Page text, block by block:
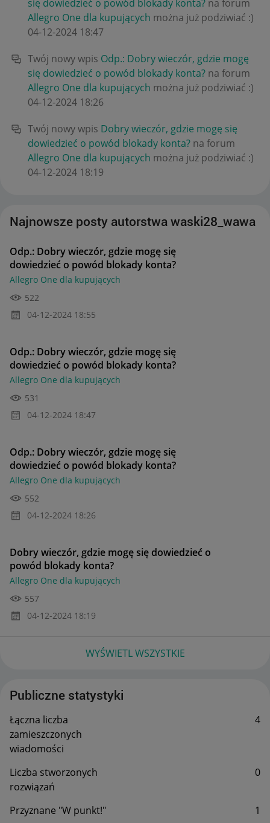
się dowiedzieć o powód blokady konta? na forum
Allegro One dla kupujących można już podziwiać :)
‎04-12-2024 18:47
Twój nowy wpis Odp.: Dobry wieczór, gdzie mogę
się dowiedzieć o powód blokady konta? na forum
Allegro One dla kupujących można już podziwiać :)
‎04-12-2024 18:26
Twój nowy wpis Dobry wieczór, gdzie mogę się
dowiedzieć o powód blokady konta? na forum
Allegro One dla kupujących można już podziwiać :)
‎04-12-2024 18:19
Najnowsze posty autorstwa waski28_wawa
Odp.: Dobry wieczór, gdzie mogę się
dowiedzieć o powód blokady konta?
Allegro One dla kupujących
522
‎04-12-2024 18:55
Odp.: Dobry wieczór, gdzie mogę się
dowiedzieć o powód blokady konta?
Allegro One dla kupujących
531
‎04-12-2024 18:47
Odp.: Dobry wieczór, gdzie mogę się
dowiedzieć o powód blokady konta?
Allegro One dla kupujących
552
‎04-12-2024 18:26
Dobry wieczór, gdzie mogę się dowiedzieć o
powód blokady konta?
Allegro One dla kupujących
557
‎04-12-2024 18:19
WYŚWIETL WSZYSTKIE
Publiczne statystyki
Łączna liczba
zamieszczonych
wiadomości
4
Liczba stworzonych
rozwiązań
0
Przyznane "W punkt!" 1